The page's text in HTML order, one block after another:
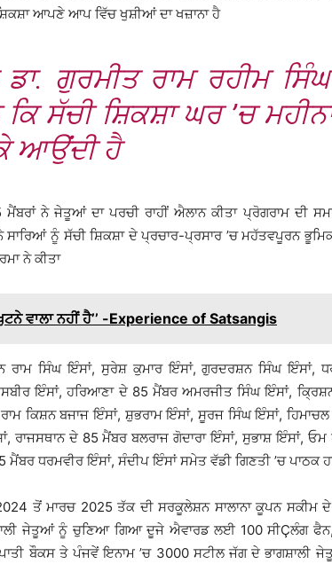
ਆਪਣੇ ਆਪ ਵਿੱਚ ਖੁਸ਼ੀਆਂ ਦਾ ਖਜ਼ਾਨਾ ਹੈ
ਗੁਰਮੀਤ ਰਾਮ ਰਹੀਮ
ਸੱਚੀ ਸ਼ਿਕਸ਼ਾ ਘਰ ’ਚ
ਆਉਂਦੀ ਹੈ
ਨੇ ਜੇਤੂਆਂ ਦਾ ਪਰਚੀ ਰਾਹੀਂ ਐਲਾਨ ਕੀਤਾ ਪ੍ਰੋਗਰਾਮ ਦੀ
ਸਾਰਿਆਂ ਨੂੰ ਸੱਚੀ ਸ਼ਿਕਸ਼ਾ ਦੇ ਪ੍ਰਚਾਰ-ਪ੍ਰਸਾਰ ’ਚ ਮਹੱਤਵਪੂਰਨ
ਨੇ ਕੀਤਾ
ਵਾਲਾ ਨਹੀਂ ਹੈ’’ -Experience of Satsangis
ਸਿੰਘ ਇੰਸਾਂ, ਸੁਰੇਸ਼ ਕੁਮਾਰ ਇੰਸਾਂ, ਗੁਰਦਰਸ਼ਨ ਸਿੰਘ ਇੰਸਾਂ,
ਇੰਸਾਂ, ਹਰਿਆਣਾ ਦੇ 85 ਮੈਂਬਰ ਅਮਰਜੀਤ ਸਿੰਘ ਇੰਸਾਂ,
ਕਿਸ਼ਨ ਬਜਾਜ ਇੰਸਾਂ, ਸ਼ੁਭਰਾਮ ਇੰਸਾਂ, ਸੂਰਜ ਸਿੰਘ ਇੰਸਾਂ,
ਦੇ 85 ਮੈਂਬਰ ਬਲਰਾਜ ਗੋਦਾਰਾ ਇੰਸਾਂ, ਸੁਭਾਸ਼ ਇੰਸਾਂ, ਓਮ
ਮੈਂਬਰ ਧਰਮਵੀਰ ਇੰਸਾਂ, ਸੰਦੀਪ ਇੰਸਾਂ ਸਮੇਤ ਵੱਡੀ ਗਿਣਤੀ ’ਚ ਪਾਠਕ
ਤੋਂ ਮਾਰਚ 2025 ਤੱਕ ਦੀ ਸਰਕੂਲੇਸ਼ਨ ਸਾਲਾਨਾ ਕੂਪਨ ਸਕੀਮ ਦੇ
ਜੇਤੂਆਂ ਨੂੰ ਚੁਣਿਆ ਗਿਆ ਦੂਜੇ ਐਵਾਰਡ ਲਈ 100 ਸੀÇਲੰਗ
ਬੌਕਸ ਤੇ ਪੰਜਵੇਂ ਇਨਾਮ ’ਚ 3000 ਸਟੀਲ ਜੱਗ ਦੇ ਭਾਗਸ਼ਾਲੀ